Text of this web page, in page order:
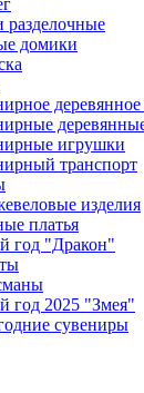
разделочные
домики
игрушки
транспорт
изделия
платья
год "Дракон"
год 2025 "Змея"
сувениры